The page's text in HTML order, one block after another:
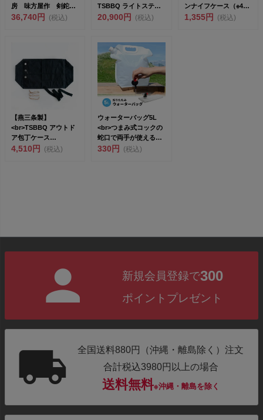
房 味方屋作 剣鉈
黒打 240ｍｍ 両刃 ア
36,740円 (税込)
TSBBQ ライトステン
レス ダッチオーブン
20,900円 (税込)
ンナイフケース（※4つ
までネコポス...
1,355円 (税込)
【燕三条製】
<br>TSBBQ アウトド
ア包丁ケース
［TSBBQ-020...
4,510円 (税込)
ウォーターバッグ5L
<br>つまみ式コックの
蛇口で両手が使える
<...
330円 (税込)
新規会員登録で300
ポイントプレゼント
全国送料880円（沖縄・離島除く）注文
合計税込3980円以上の場合
送料無料※沖縄・離島を除く